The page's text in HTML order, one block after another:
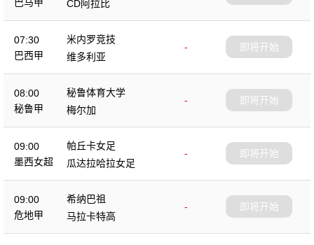
CD阿拉比
07:30
巴西甲
米内罗竞技
-
维多利亚
即将开始
08:00
秘鲁甲
秘鲁体育大学
-
梅尔加
即将开始
09:00
墨西女超
帕丘卡女足
-
瓜达拉哈拉女足
即将开始
09:00
危地甲
希纳巴祖
-
马拉卡特高
即将开始